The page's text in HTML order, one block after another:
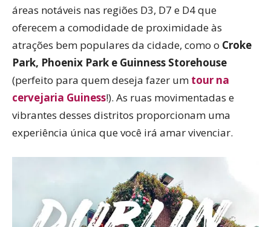
áreas notáveis nas regiões D3, D7 e D4 que
oferecem a comodidade de proximidade às
atrações bem populares da cidade, como o Croke
Park, Phoenix Park e Guinness Storehouse
(perfeito para quem deseja fazer um tour na
cervejaria Guiness!). As ruas movimentadas e
vibrantes desses distritos proporcionam uma
experiência única que você irá amar vivenciar.